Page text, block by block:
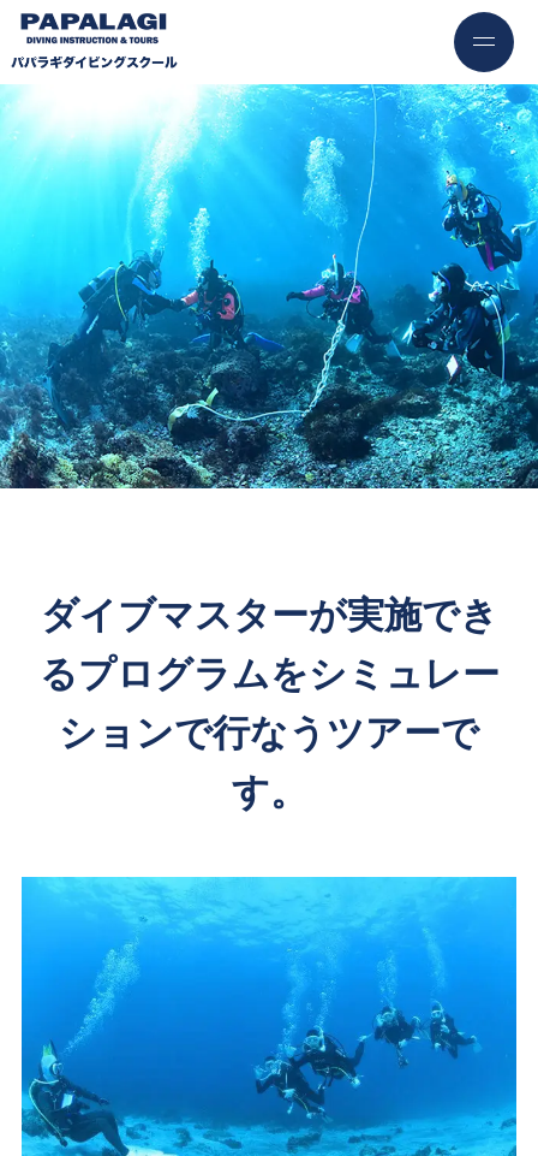
ダイブマスターが実施でき
るプログラムをシミュレー
ションで行なうツアーで
す。